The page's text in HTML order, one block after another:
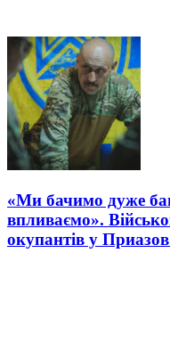
«Ми бачимо дуже
впливаємо».
окупантів у